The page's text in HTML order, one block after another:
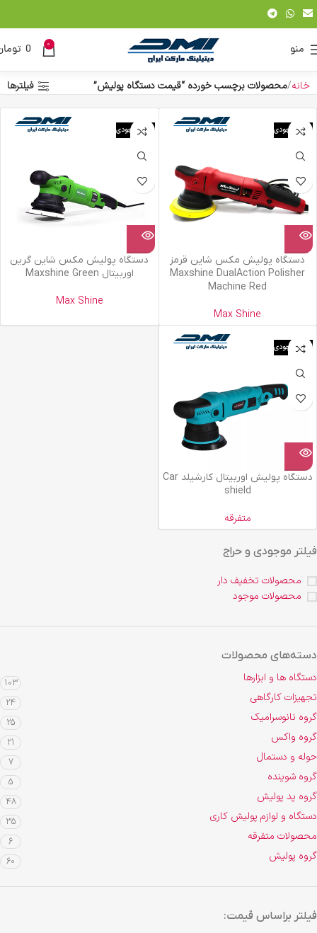
منو 0
0
فیلتر موجودی و حراج
محصولات تخفیف دار
محصولات موجود
دسته‌های محصولات
دستگاه ها و ابزارها 103
تجهیزات کارگاهی 24
گروه نانوسرامیک 25
گروه واکس 21
حوله و دستمال 7
گروه شوینده 5
گروه پد پولیش 48
دستگاه و لوازم پولیش کاری 35
محصولات متفرقه 6
گروه پولیش 60
فیلتر براساس قیمت:
خانه محصولات برچسب خورده “قیمت دستگاه پولیش” فیلترها
اتمام موجودی
دستگاه پولیش مکس شاین قرمز
Maxshine DualAction Polisher
Machine Red
Max Shine
اتمام موجودی
دستگاه پولیش مکس شاین گرین
اوربیتال Maxshine Green
Max Shine
اتمام موجودی
دستگاه پولیش اوربیتال کارشیلد Car
shield
متفرقه